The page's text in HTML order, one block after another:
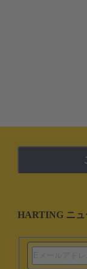
HARTING ニュ